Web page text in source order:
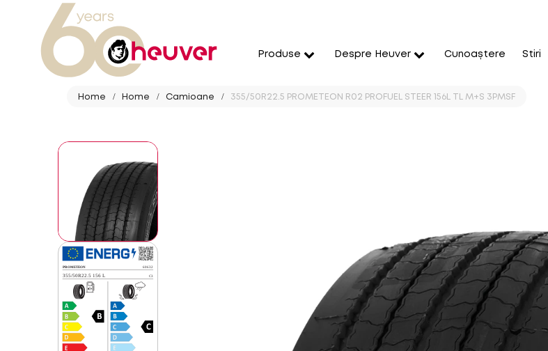
Produse Despre Heuver Cunoaștere Stiri
Home Home Camioane 355/50R22.5 PROMETEON R02 PROFUEL STEER 156L TL M+S 3PMSF